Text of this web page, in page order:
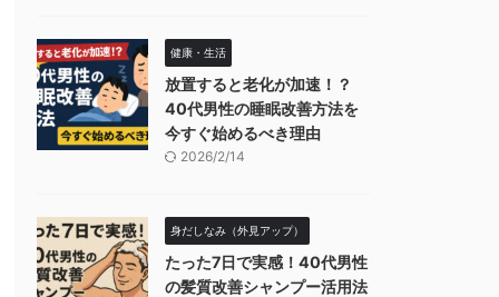
健康・生活
放置すると老化が加速！？
40代男性の睡眠改善方法を
今すぐ始めるべき理由
2026/2/14
身だしなみ（外見アップ）
たった7日で実感！40代男性
の髪質改善シャンプー活用法